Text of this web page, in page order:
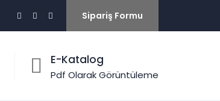
Sipariş Formu
E-Katalog
Pdf Olarak Görüntüleme